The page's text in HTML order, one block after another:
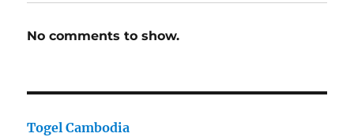
No comments to show.
Togel Cambodia